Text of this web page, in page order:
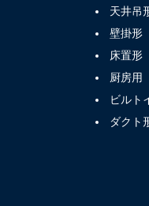
天井吊
壁掛形
床置形
厨房用
ビルト
ダクト